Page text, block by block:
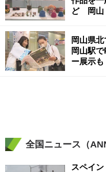
ど 岡山
岡山県
岡山駅
ー展示も
全国ニュース（
スペイ